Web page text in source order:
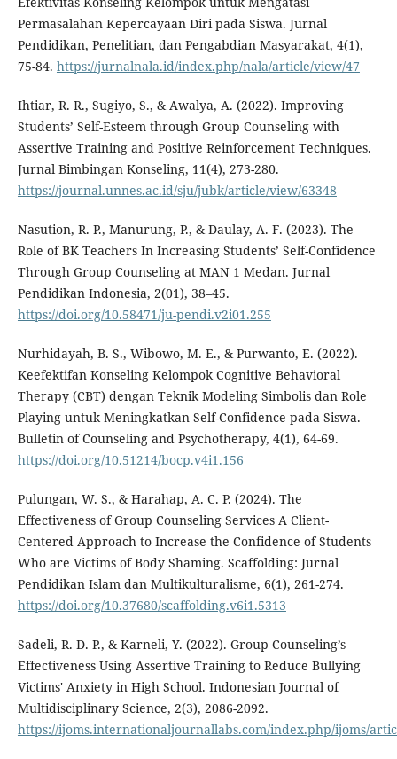
Permasalahan Kepercayaan Diri pada Siswa. Jurnal
Pendidikan, Penelitian, dan Pengabdian Masyarakat, 4(1),
75-84. https://jurnalnala.id/index.php/nala/article/view/47
Ihtiar, R. R., Sugiyo, S., & Awalya, A. (2022). Improving
Students’ Self-Esteem through Group Counseling with
Assertive Training and Positive Reinforcement Techniques.
Jurnal Bimbingan Konseling, 11(4), 273-280.
https://journal.unnes.ac.id/sju/jubk/article/view/63348
Nasution, R. P., Manurung, P., & Daulay, A. F. (2023). The
Role of BK Teachers In Increasing Students’ Self-Confidence
Through Group Counseling at MAN 1 Medan. Jurnal
Pendidikan Indonesia, 2(01), 38–45.
https://doi.org/10.58471/ju-pendi.v2i01.255
Nurhidayah, B. S., Wibowo, M. E., & Purwanto, E. (2022).
Keefektifan Konseling Kelompok Cognitive Behavioral
Therapy (CBT) dengan Teknik Modeling Simbolis dan Role
Playing untuk Meningkatkan Self-Confidence pada Siswa.
Bulletin of Counseling and Psychotherapy, 4(1), 64-69.
https://doi.org/10.51214/bocp.v4i1.156
Pulungan, W. S., & Harahap, A. C. P. (2024). The
Effectiveness of Group Counseling Services A Client-
Centered Approach to Increase the Confidence of Students
Who are Victims of Body Shaming. Scaffolding: Jurnal
Pendidikan Islam dan Multikulturalisme, 6(1), 261-274.
https://doi.org/10.37680/scaffolding.v6i1.5313
Sadeli, R. D. P., & Karneli, Y. (2022). Group Counseling’s
Effectiveness Using Assertive Training to Reduce Bullying
Victims' Anxiety in High School. Indonesian Journal of
Multidisciplinary Science, 2(3), 2086-2092.
https://ijoms.internationaljournallabs.com/index.php/ijoms/